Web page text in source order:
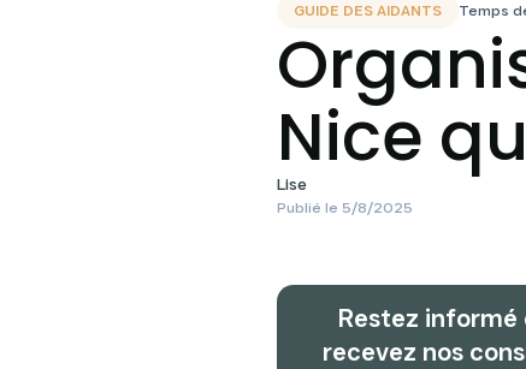
GUIDE DES AIDANTS Temps
Nice
Lise
Publié le5/8/2025
Restez informé
recevez nos